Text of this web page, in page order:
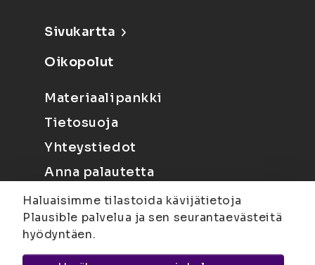
Sivukartta
Oikopolut
Materiaalipankki
Tietosuoja
Yhteystiedot
Anna palautetta
Haluaisimme tilastoida kävijätietoja
Plausible palvelua ja sen seurantaevästeitä
hyödyntäen.